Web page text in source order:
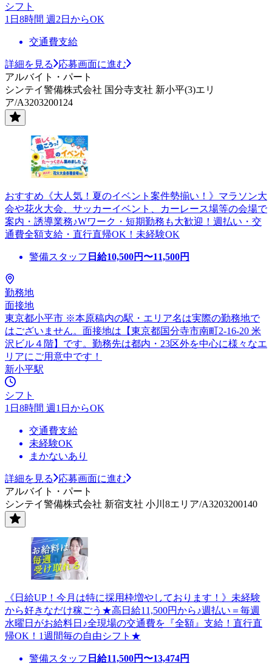
シフト
1日8時間 週2日からOK
交通費支給
詳細を見る
応募画面に進む
アルバイト・パート
シンテイ警備株式会社 国分寺支社 新小平(3)エリ
ア/A3203200124
おすすめ《大人気！夏のイベント案件勢揃い！》マラソン大
会や花火大会、サッカーイベント、カーレース場等の会場で
案内・誘導業務♪Wワーク・短期勤務も大歓迎！週払い・交
通費全額支給・直行直帰OK！未経験OK
警備スタッフ 日給10,500円〜11,500円
勤務地
面接地
東京都小平市 ※本原稿内の駅・エリア名は実際の勤務地で
はございません。面接地は【東京都国分寺市南町2-16-20 米
沢ビル４階】です。勤務先は都内・23区外を中心に様々なエ
リアにご用意中です！
新小平駅
シフト
1日8時間 週1日からOK
交通費支給
未経験OK
まかないあり
詳細を見る
応募画面に進む
アルバイト・パート
シンテイ警備株式会社 新宿支社 小川8エリア/A3203200140
《日給UP！今月は特に採用枠増やしております！》未経験
から好きなだけ稼ごう★高日給11,500円から♪週払い＝毎週
水曜日がお給料日♪全現場の交通費を『全額』支給！直行直
帰OK！1週間毎の自由シフト★
警備スタッフ 日給11,500円〜13,474円